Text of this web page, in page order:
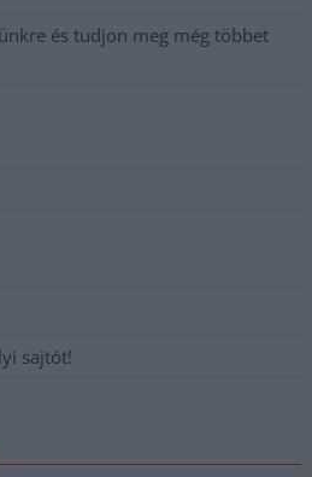
és tudjon meg még többet
sajtót!